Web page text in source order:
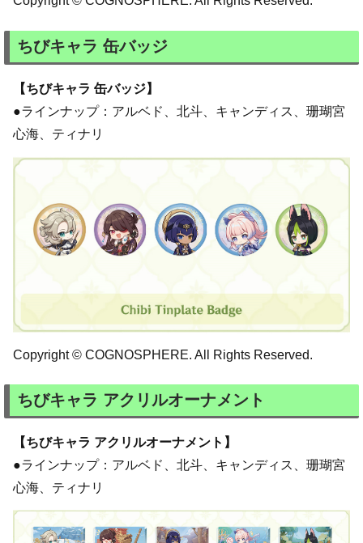
ちびキャラ 缶バッジ
【ちびキャラ 缶バッジ】
●ラインナップ：アルベド、北斗、キャンディス、珊瑚宮
心海、ティナリ
Copyright © COGNOSPHERE. All Rights Reserved.
ちびキャラ アクリルオーナメント
【ちびキャラ アクリルオーナメント】
●ラインナップ：アルベド、北斗、キャンディス、珊瑚宮
心海、ティナリ